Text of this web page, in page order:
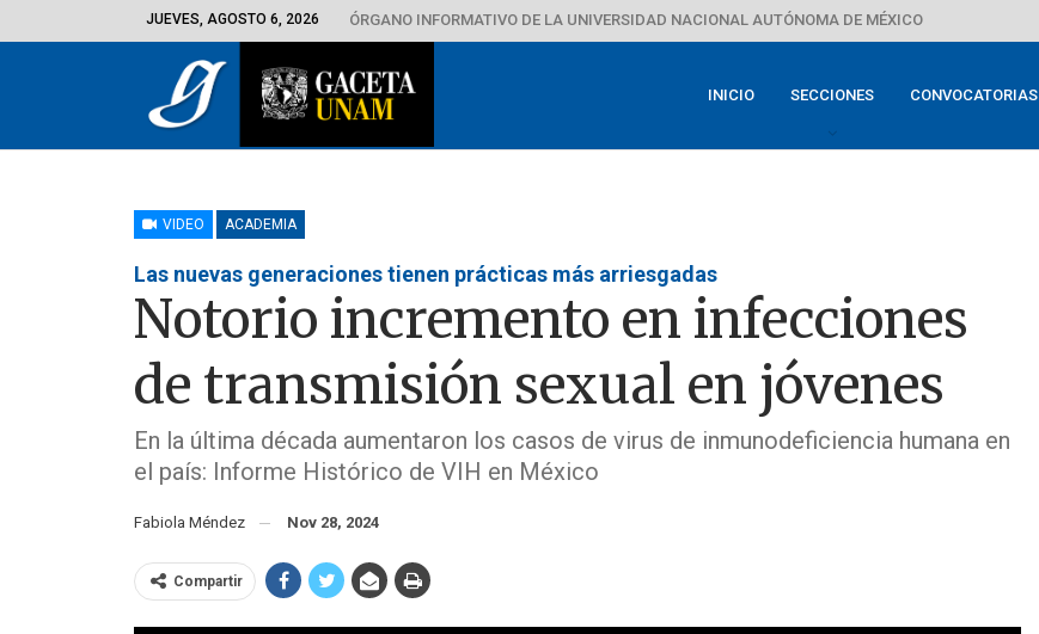
JUEVES, AGOSTO 6, 2026 ÓRGANO INFORMATIVO DE LA UNIVERSIDAD NACIONAL AUTÓNOMA DE MÉXICO
INICIO SECCIONES CONVOCATORIAS
VIDEO ACADEMIA
Las nuevas generaciones tienen prácticas más arriesgadas
Notorio incremento en infecciones
de transmisión sexual en jóvenes
En la última década aumentaron los casos de virus de inmunodeficiencia humana en
el país: Informe Histórico de VIH en México
Fabiola Méndez Nov 28, 2024
Compartir